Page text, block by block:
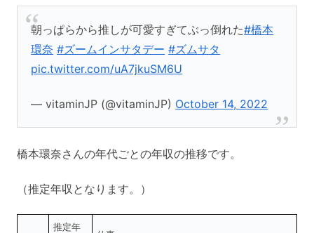
朝っぱらから推しが可愛すぎてぶっ倒れた#橋本
環奈 #ズームインサタデー #ズムサタ
pic.twitter.com/uA7jkuSM6U
— vitaminJP (@vitaminJP) October 14, 2022
橋本環奈さんの年代ごとの年収の推移です。
（推定年収となります。）
推定年